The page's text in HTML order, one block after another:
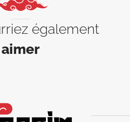
également
aimer